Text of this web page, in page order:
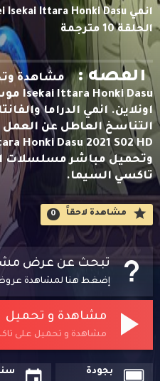
الحلقة 10 مترجمة
القصه :
اونلاين. انمي الدراما
وتحميل مباشر مسلسلات
تاكسي السيما.
مشاهدة لاحقاََ 0
تبحث عن عرض
إضغط هنا لمشاهدة
مشاهدة و تحميل
مشاهدة و تحميل على
بجودة